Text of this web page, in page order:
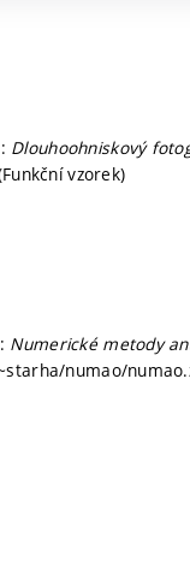
Dlouhoohniskový
vzorek)
Numerické metody
numao/